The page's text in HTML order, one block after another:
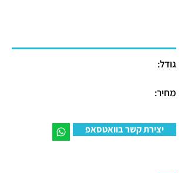
גודל:
מחיר:
יצירת קשר בוואטסאפ